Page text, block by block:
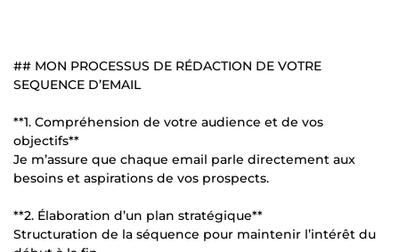
## MON PROCESSUS DE RÉDACTION DE VOTRE
SEQUENCE D’EMAIL
**1. Compréhension de votre audience et de vos
objectifs**
Je m’assure que chaque email parle directement aux
besoins et aspirations de vos prospects.
**2. Élaboration d’un plan stratégique**
Structuration de la séquence pour maintenir l’intérêt du